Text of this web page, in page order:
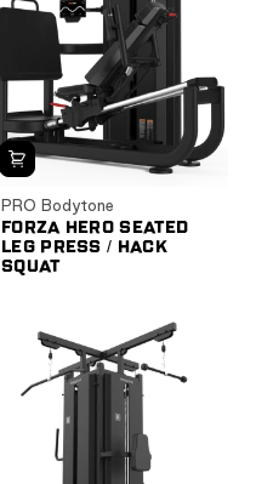
PRO Bodytone
FORZA HERO SEATED
LEG PRESS / HACK
SQUAT